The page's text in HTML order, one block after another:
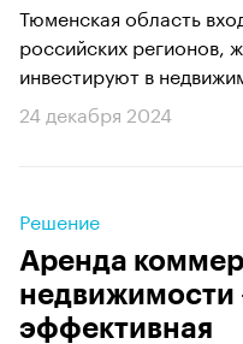
Тюменская область
российских регионов,
инвестируют в
24 декабря 2024
Решение
Аренда
недвижимости
эффективная